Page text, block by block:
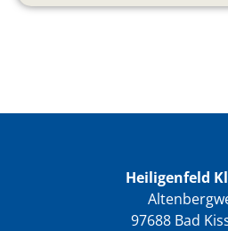
Heiligenfeld
97688 Bad